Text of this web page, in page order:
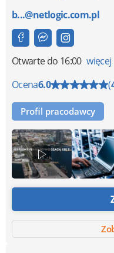
b...@netlogic.com.pl
Otwartedo 16:00 więcej
Ocena6.0 (
Profil pracodawcy